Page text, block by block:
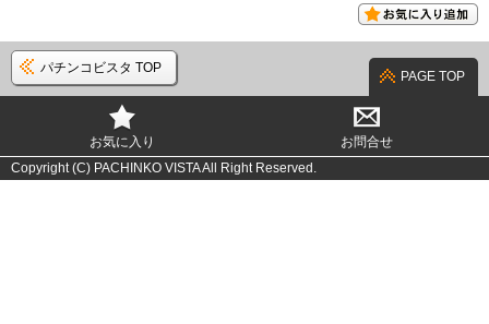
パチンコビスタ TOP
PAGE TOP
お気に入り
お問合せ
Copyright (C) PACHINKO VISTA All Right Reserved.